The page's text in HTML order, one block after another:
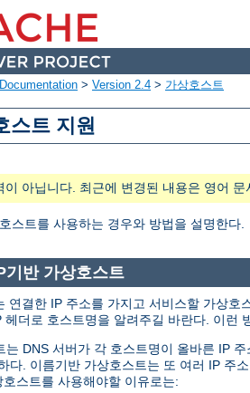
Documentation > Version 2.4 > 가상호스트
스트 지원
이 아닙니다. 최근에 변경된 내용은 영어 문
스트를 사용하는 경우와 방법을 설명한다.
기반 가상호스트
연결한 IP 주소를 가지고 서비스할 가상
헤더로 호스트명을 알려주길 바란다. 이런
는 DNS 서버가 각 호스트명이 올바른 IP
다. 이름기반 가상호스트는 또 여러 IP 주
스트를 사용해야할 이유로는: